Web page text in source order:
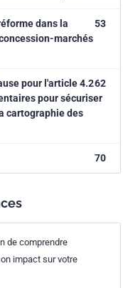
dans la
marchés
53
pour l'article 4.2
pour sécuriser
cartographie des
62
70
de comprendre
impact sur votre